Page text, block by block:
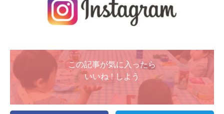
この記事が気に入ったら
いいね ! しよう